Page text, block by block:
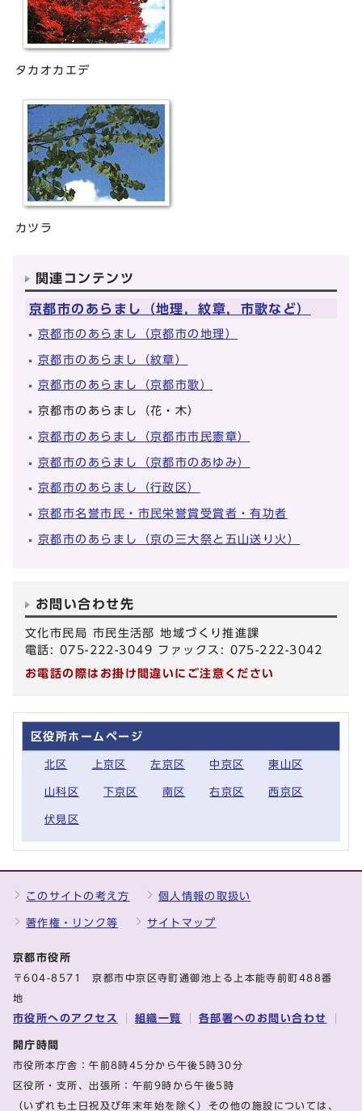
タカオカエデ
カツラ
関連コンテンツ
京都市のあらまし（地理，紋章，市歌など）
京都市のあらまし（京都市の地理）
京都市のあらまし（紋章）
京都市のあらまし（京都市歌）
京都市のあらまし（花・木）
京都市のあらまし（京都市市民憲章）
京都市のあらまし（京都市のあゆみ）
京都市のあらまし（行政区）
京都市名誉市民・市民栄誉賞受賞者・有功者
京都市のあらまし（京の三大祭と五山送り火）
お問い合わせ先
文化市民局 市民生活部 地域づくり推進課
電話: 075-222-3049 ファックス: 075-222-3042
お電話の際はお掛け間違いにご注意ください
区役所ホームページ
北区 上京区 左京区 中京区 東山区
山科区 下京区 南区 右京区 西京区
伏見区
このサイトの考え方 個人情報の取扱い
著作権・リンク等 サイトマップ
京都市役所
〒604-8571 京都市中京区寺町通御池上る上本能寺前町488番
地
市役所へのアクセス 組織一覧 各部署へのお問い合わせ
開庁時間
市役所本庁舎：午前8時45分から午後5時30分
区役所・支所、出張所：午前9時から午後5時
（いずれも土日祝及び年末年始を除く）その他の施設については、